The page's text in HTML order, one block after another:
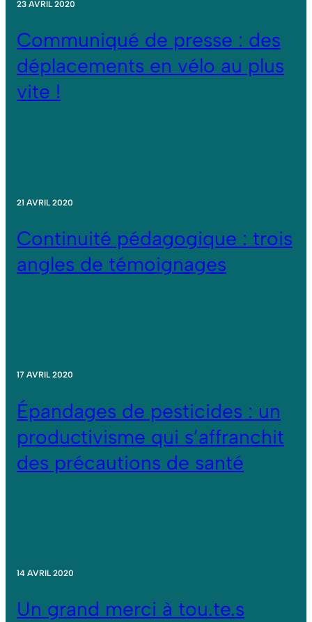
23 AVRIL 2020
Communiqué de presse : des
déplacements en vélo au plus
vite !
21 AVRIL 2020
Continuité pédagogique : trois
angles de témoignages
17 AVRIL 2020
Épandages de pesticides : un
productivisme qui s’affranchit
des précautions de santé
14 AVRIL 2020
Un grand merci à tou.te.s